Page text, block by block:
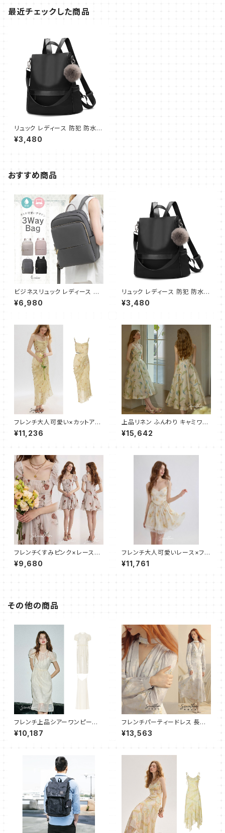
最近チェックした商品
リュック レディース 防犯 防水
軽量 リュックサック ショルダー
ハンドバッグ 3way マザーズバ
¥3,480
おすすめ商品
ビジネスリュック レディース リ
ュック リュックサック 軽量 大容
量 ビジネスバッグ リュック 通学
¥6,980
リュック レディース 防犯 防水
軽量 リュックサック ショルダー
ハンドバッグ 3way マザーズバ
¥3,480
フレンチ大人可愛い×カットアウ
ト×ギャザー キャミワンピース
¥11,236
上品リネン ふんわり キャミワン
ピース ロング
¥15,642
フレンチくすみピンク×レースア
ップミニワンピース
¥9,680
フレンチ大人可愛いレース×フリ
ル キャミワンピース ショート
¥11,761
その他の商品
フレンチ上品シアーワンピース×
キャミワンピ 2点セット
¥10,187
フレンチパーティードレス 長袖
ワンピース/マーメイドライン
¥13,563